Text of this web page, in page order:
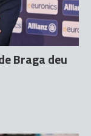
Braga deu